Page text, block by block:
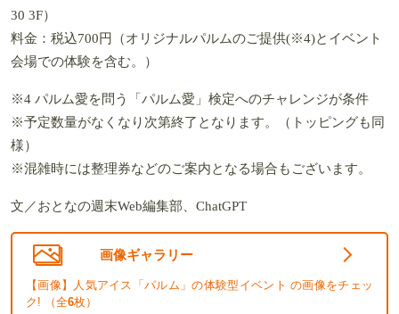
30 3F）
料金：税込700円（オリジナルパルムのご提供(※4)とイベント
会場での体験を含む。）
※4 パルム愛を問う「パルム愛」検定へのチャレンジが条件
※予定数量がなくなり次第終了となります。（トッピングも同
様）
※混雑時には整理券などのご案内となる場合もございます。
文／おとなの週末Web編集部、ChatGPT
画像ギャラリー
【画像】人気アイス「パルム」の体験型イベント の画像をチェッ
ク! （全6枚）